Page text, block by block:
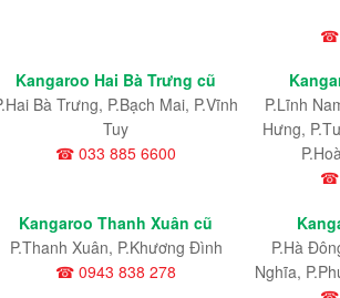
☎
Kangaroo Hai Bà Trưng cũ
Bà Trưng, P.Bạch Mai, P.Vĩnh
Tuy
☎ 033 885 6600
P.Lĩnh
Hưng,
☎
Kangaroo Thanh Xuân cũ
P.Thanh Xuân, P.Khương Đình
☎ 0943 838 278
P.Hà
Nghĩa,